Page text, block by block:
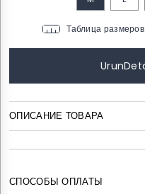
ОПИСАНИЕ ТОВАРА
СПОСОБЫ ОПЛАТЫ